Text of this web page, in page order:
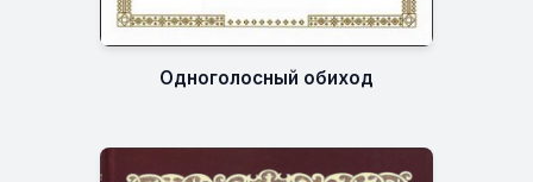
Одноголосный обиход